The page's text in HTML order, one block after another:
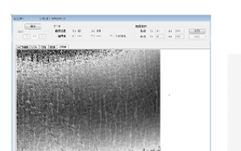
採用情報
新卒採用
キャリア採用
採用情報
新卒採用
キャリア採用